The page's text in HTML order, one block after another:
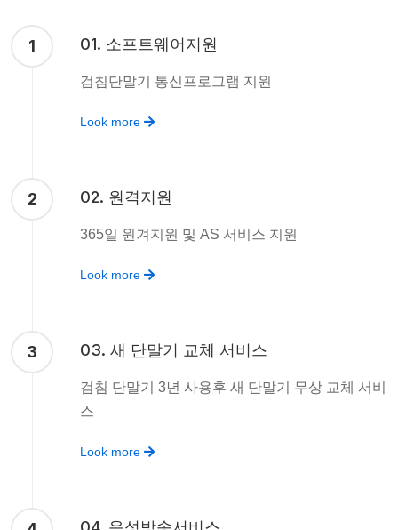
1 01. 소프트웨어지원
검침단말기 통신프로그램 지원
Look more
2 02. 원격지원
365일 원겨지원 및 AS 서비스 지원
Look more
3 03. 새 단말기 교체 서비스
검침 단말기 3년 사용후 새 단말기 무상 교체 서비
스
Look more